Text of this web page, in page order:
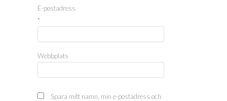
E-postadress
*
Webbplats
Spara mitt namn, min e-postadress och